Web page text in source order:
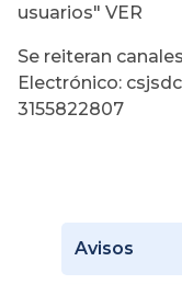
usuarios" VER
Se reiteran
Electrónico:
3155822807
Avisos